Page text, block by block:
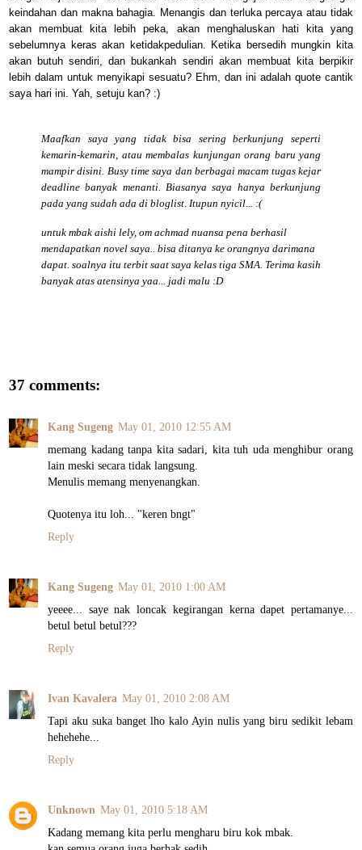
keindahan dan makna bahagia. Menangis dan terluka percaya atau tidak
akan membuat kita lebih peka, akan menghaluskan hati kita yang
sebelumnya keras akan ketidakpedulian. Ketika bersedih mungkin kita
akan butuh sendiri, dan bukankah sendiri akan membuat kita berpikir
lebih dalam untuk menyikapi sesuatu? Ehm, dan ini adalah quote cantik
saya hari ini. Yah, setuju kan? :)
Maafkan saya yang tidak bisa sering berkunjung seperti
kemarin-kemarin, atau membalas kunjungan orang baru yang
mampir disini. Busy time saya dan berbagai macam tugas kejar
deadline banyak menanti. Biasanya saya hanya berkunjung
pada yang sudah ada di bloglist. Itupun nyicil... :(
untuk mbak aishi lely, om achmad nuansa pena berhasil
mendapatkan novel saya.. bisa ditanya ke orangnya darimana
dapat. soalnya itu terbit saat saya kelas tiga SMA. Terima kasih
banyak atas atensinya yaa... jadi malu :D
37 comments:
Kang Sugeng May 01, 2010 12:55 AM
memang kadang tanpa kita sadari, kita tuh uda menghibur orang
lain meski secara tidak langsung.
Menulis memang menyenangkan.
Quotenya itu loh... "keren bngt"
Reply
Kang Sugeng May 01, 2010 1:00 AM
yeeee... saye nak loncak kegirangan kerna dapet pertamanye...
betul betul betul???
Reply
Ivan Kavalera May 01, 2010 2:08 AM
Tapi aku suka banget lho kalo Ayin nulis yang biru sedikit lebam
hehehehe...
Reply
Unknown May 01, 2010 5:18 AM
Kadang memang kita perlu mengharu biru kok mbak.